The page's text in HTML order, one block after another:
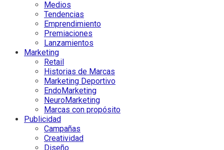
Medios
Tendencias
Emprendimiento
Premiaciones
Lanzamientos
Marketing
Retail
Historias de Marcas
Marketing Deportivo
EndoMarketing
NeuroMarketing
Marcas con propósito
Publicidad
Campañas
Creatividad
Diseño